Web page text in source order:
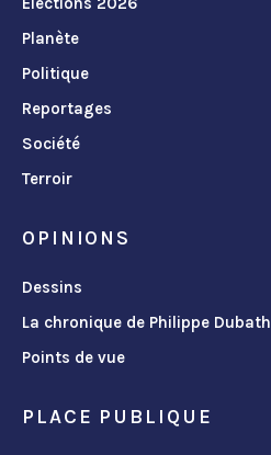
Planète
Politique
Reportages
Société
Terroir
OPINIONS
Dessins
La chronique de Philippe Dubath
Points de vue
PLACE PUBLIQUE